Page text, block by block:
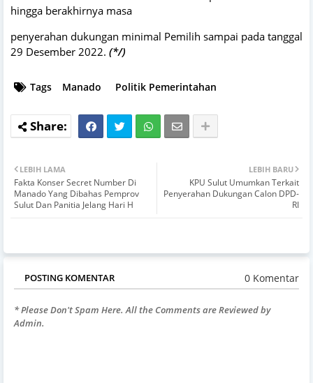
hingga berakhirnya masa
penyerahan dukungan minimal Pemilih sampai pada tanggal
29 Desember 2022. (*/)
Tags Manado Politik Pemerintahan
LEBIH BARU
KPU Sulut Umumkan Terkait
Penyerahan Dukungan Calon DPD-
RI
LEBIH LAMA
Fakta Konser Secret Number Di
Manado Yang Dibahas Pemprov
Sulut Dan Panitia Jelang Hari H
POSTING KOMENTAR 0 Komentar
* Please Don't Spam Here. All the Comments are Reviewed by
Admin.